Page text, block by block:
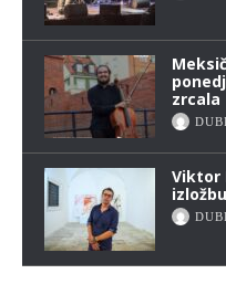
zrcala
Viktor